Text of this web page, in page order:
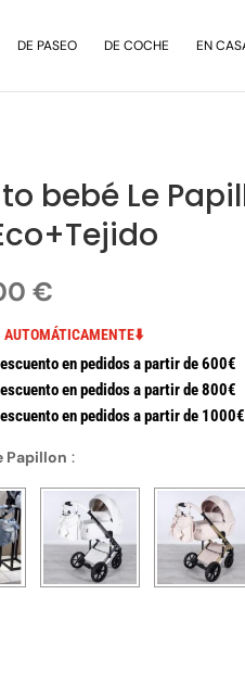
DE PASEO DE COCHE EN
productos
bebé Le
€
AUTOMÁTICAMENTE⬇️
en pedidos a partir de 600€
en pedidos a partir de 800€
en pedidos a partir de 1000€
Papillon :